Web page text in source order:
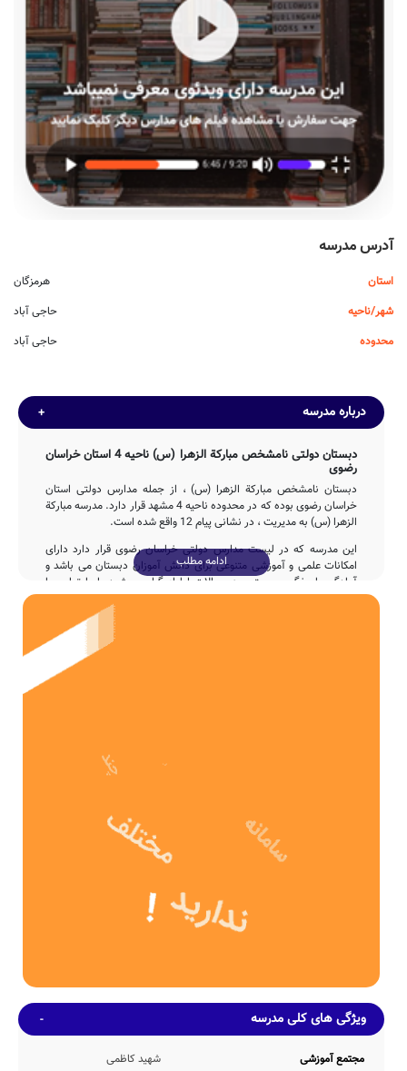
آدرس مدرسه
استان
هرمزگان
شهر/ناحیه
حاجی آباد
محدوده
حاجی آباد
درباره مدرسه
دبستان دولتی نامشخص مباركة الزهرا (س) ناحیه 4 استان خراسان
رضوی
دبستان نامشخص مباركة الزهرا (س) ، از جمله مدارس دولتی استان
خراسان رضوی بوده که در محدوده ناحیه 4 مشهد قرار دارد. مدرسه مباركة
الزهرا (س) به مدیریت ، در نشانی پیام 12 واقع شده است.
این مدرسه که در لیست مدارس دولتی خراسان رضوی قرار دارد دارای
امکانات علمی و آموزشی متنوعی برای دانش آموزان دبستان می باشد و
آمادگی پاسخگویی مستمر به سوالات اولیاء گرامی مشهد را با تماس با
تلفن فراهم نموده است.
دبستان مباركة الزهرا (س) در سال 1390 توسط جمعی از خیرین مدرسه
این مدرسه با تعداد متوسط 202 دانش آموز در هر سال تحصیلی، دارای
امکانات محیطی و خدمات رفاهی
است، برآوردهای اولیه حاکی از این است که مدرسه مباركة الزهرا (س)
نسبتاً خوب با موجودی 264 جلد کتاب، سرویس ایاب و ذهاب در صورت
ضمناً با عنایت به عدم اعلام دقیق اطلاعات مدرسه نامشخص مباركة الزهرا
(س) توسط مدیریت این مدرسه، اطلاعات دقیقی مبنی بر وجود و یا عدم
وجود امکانات رفاهی سالن آمفی تئاتر، کمد شخصی، کارگاه هنرهای
تجسمی، کف پوش حیاط، سالن غذاخوری، اتاق بهداشت، گرم خانه غذا،
سالن مطالعه، اتاق بازی، و... در دسترس رسانه هوشمند مدارس نمی
ادامه مطلب
ویژگی های کلی مدرسه
مجتمع آموزشی شهید كاظمی